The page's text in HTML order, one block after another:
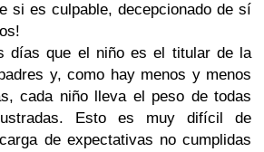
si es culpable, decepcionado de sí
días que el niño es el titular de la
y, como hay menos y menos
cada niño lleva el peso de todas
Esto es muy difícil de
de expectativas no cumplidas